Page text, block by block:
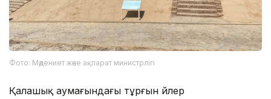
Фото: Мәдениет және ақпарат министрлігі
Қалашық аумағындағы тұрғын үйлер